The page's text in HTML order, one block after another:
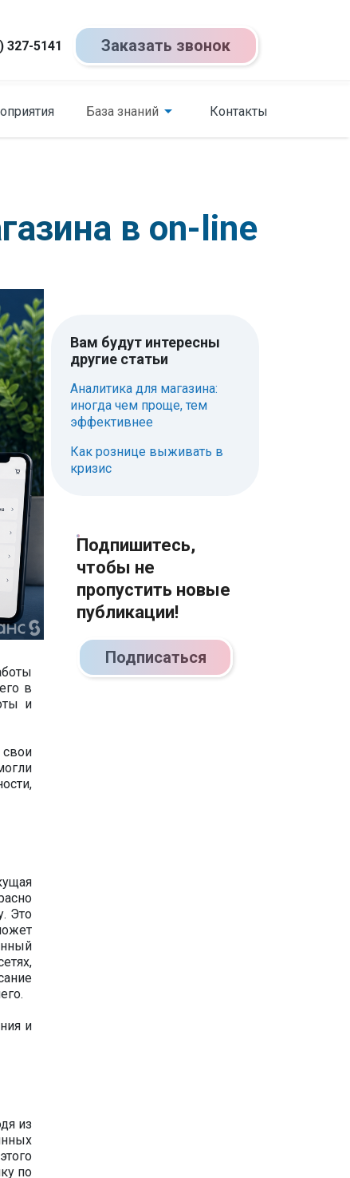
327-5141 Заказать звонок
База знаний Контакты
в on-line
в
и
Это
и
из
по
Вам будут интересны
другие статьи
Аналитика для магазина:
иногда чем проще, тем
эффективнее
Как рознице выживать в
кризис
Подпишитесь,
чтобы не
пропустить новые
публикации!
Подписаться